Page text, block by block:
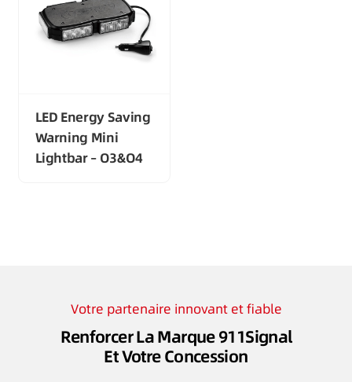
LED Energy Saving
Warning Mini
Lightbar – O3&O4
Votre partenaire innovant et fiable
Renforcer La Marque 911Signal
Et Votre Concession